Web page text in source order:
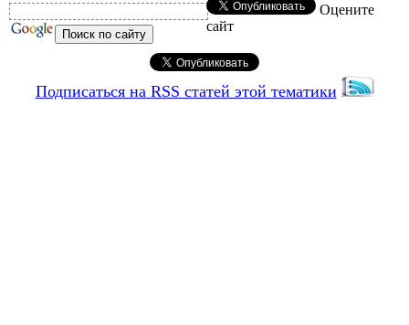
Оцените
сайт
Подписаться на RSS статей этой тематики